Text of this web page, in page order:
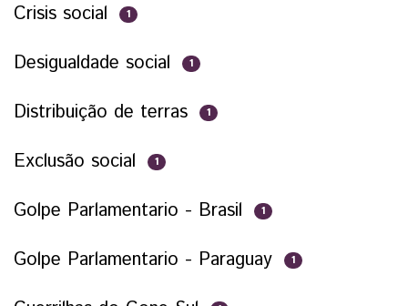
Crisis social 1
Desigualdade social 1
Distribuição de terras 1
Exclusão social 1
Golpe Parlamentario - Brasil 1
Golpe Parlamentario - Paraguay 1